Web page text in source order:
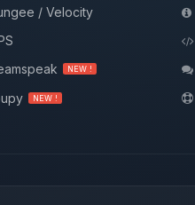
/ Velocity
NEW !
NEW !